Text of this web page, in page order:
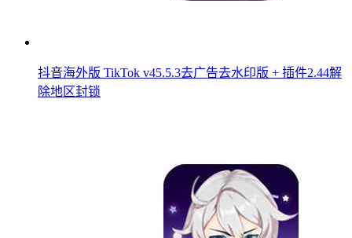
抖音海外版 TikTok v45.5.3去广告去水印版 + 插件2.44解
除地区封锁